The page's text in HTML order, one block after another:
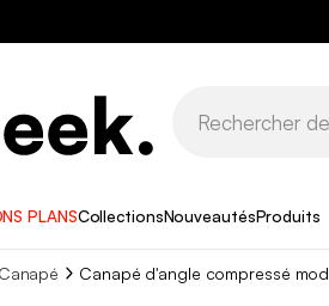
PLANSCollectionsNouveautésProduits
Canapé Canapé d'angle compressé